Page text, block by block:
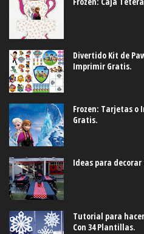
Divertido Kit de
Imprimir Gratis.
Frozen: Tarjetas
Gratis.
Ideas para
Tutorial para
Con 34 Plantillas.